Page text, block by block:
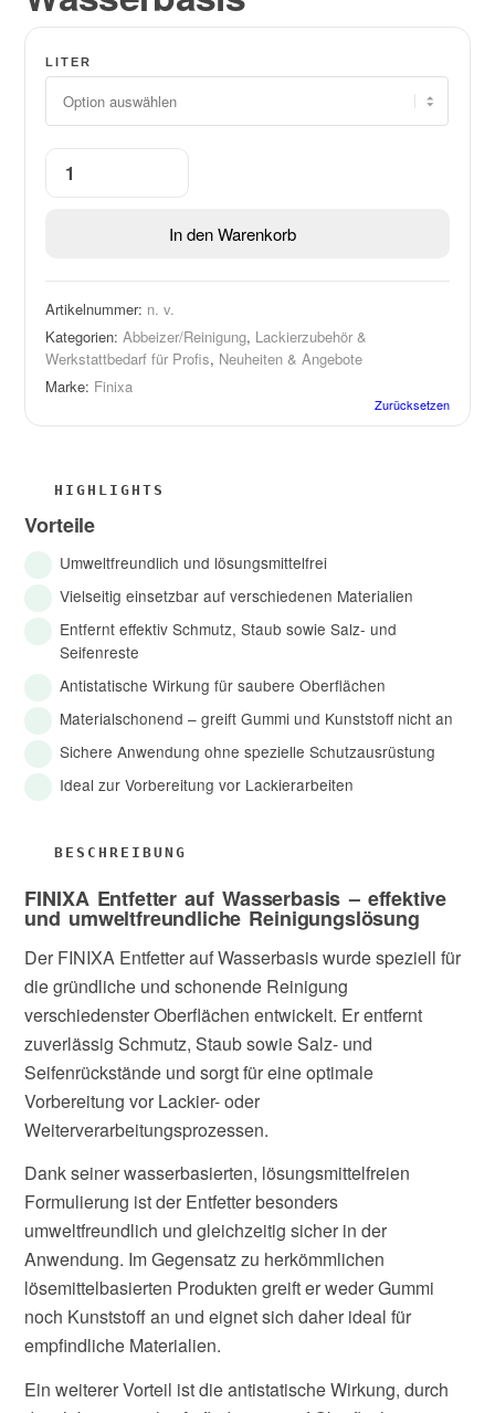
LITER
Zurücksetzen
In den Warenkorb
Artikelnummer: n. v.
Kategorien:Abbeizer/Reinigung, Lackierzubehör &
Werkstattbedarf für Profis, Neuheiten & Angebote
Marke: Finixa
Vorteile
Umweltfreundlich und lösungsmittelfrei
Vielseitig einsetzbar auf verschiedenen Materialien
Entfernt effektiv Schmutz, Staub sowie Salz- und
Seifenreste
Antistatische Wirkung für saubere Oberflächen
Materialschonend – greift Gummi und Kunststoff nicht an
Sichere Anwendung ohne spezielle Schutzausrüstung
Ideal zur Vorbereitung vor Lackierarbeiten
FINIXA Entfetter auf Wasserbasis – effektive
und umweltfreundliche Reinigungslösung
Der FINIXA Entfetter auf Wasserbasis wurde speziell für
die gründliche und schonende Reinigung
verschiedenster Oberflächen entwickelt. Er entfernt
zuverlässig Schmutz, Staub sowie Salz- und
Seifenrückstände und sorgt für eine optimale
Vorbereitung vor Lackier- oder
Weiterverarbeitungsprozessen.
Dank seiner wasserbasierten, lösungsmittelfreien
Formulierung ist der Entfetter besonders
umweltfreundlich und gleichzeitig sicher in der
Anwendung. Im Gegensatz zu herkömmlichen
lösemittelbasierten Produkten greift er weder Gummi
noch Kunststoff an und eignet sich daher ideal für
empfindliche Materialien.
Ein weiterer Vorteil ist die antistatische Wirkung, durch